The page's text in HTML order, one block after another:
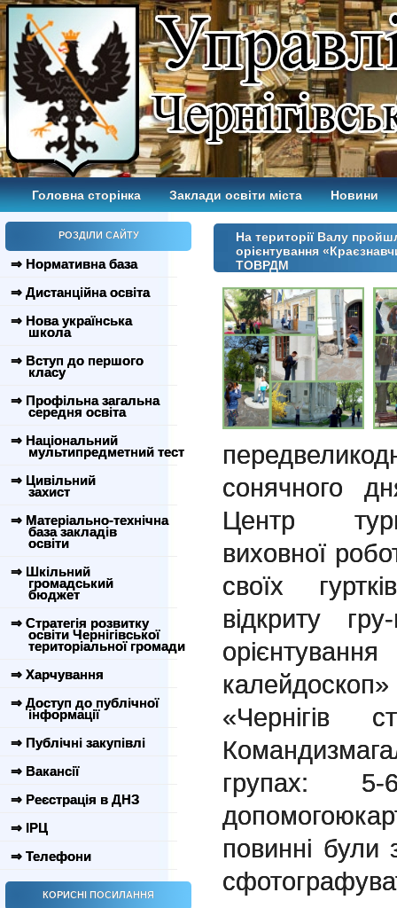
Головна сторінка Заклади освіти міста Новини
РОЗДІЛИ САЙТУ
⇒ Нормативна база
⇒ Дистанційна освіта
⇒ Нова українська
школа
⇒ Вступ до першого
класу
⇒ Профільна загальна
середня освіта
⇒ Національний
мультипредметний тест
⇒ Цивільний
захист
⇒ Матеріально-технічна
база закладів
освіти
⇒ Шкільний
громадський
бюджет
⇒ Стратегія розвитку
освіти Чернігівської
територіальної громади
⇒ Харчування
⇒ Доступ до публічної
інформації
⇒ Публічні закупівлі
⇒ Вакансії
⇒ Реєстрація в ДНЗ
⇒ ІРЦ
⇒ Телефони
КОРИСНІ ПОСИЛАННЯ
На території Валу
орієнтування
ТОВРДМ
сонячного
Центр
виховної
своїх
відкриту
«Чернігів
групах:
повинні були